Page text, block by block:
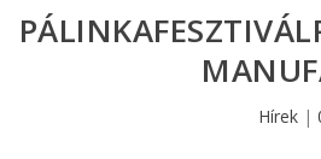
Hírek |